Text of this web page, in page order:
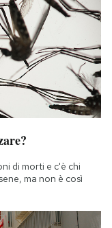
di morti e c'è chi
ma non è così